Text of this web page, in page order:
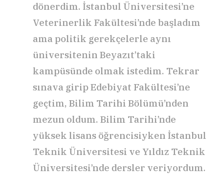
dönerdim. İstanbul Üniversitesi’ne
Veterinerlik Fakültesi’nde başladım
ama politik gerekçelerle aynı
üniversitenin Beyazıt’taki
kampüsünde olmak istedim. Tekrar
sınava girip Edebiyat Fakültesi’ne
geçtim, Bilim Tarihi Bölümü’nden
mezun oldum. Bilim Tarihi’nde
yüksek lisans öğrencisiyken İstanbul
Teknik Üniversitesi ve Yıldız Teknik
Üniversitesi’nde dersler veriyordum.